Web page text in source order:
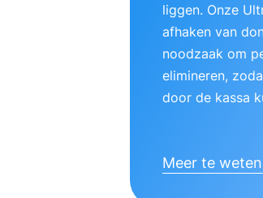
liggen. Onze
afhaken van
noodzaak om
elimineren,
door de kassa
Meer te